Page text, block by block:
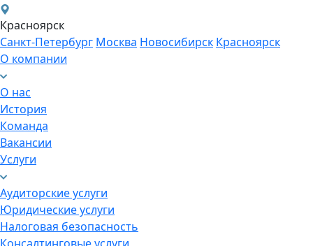
Красноярск
Санкт-Петербург Москва Новосибирск Красноярск
О компании
О нас
История
Команда
Вакансии
Услуги
Аудиторские услуги
Юридические услуги
Налоговая безопасность